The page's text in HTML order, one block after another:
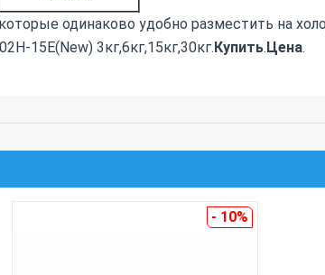
одинаково удобно разместить на
15E(New) 3кг,6кг,15кг,30кг.Купить.Цена.
- 10%